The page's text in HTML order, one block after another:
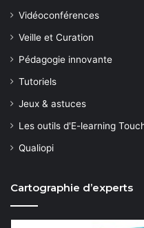
Vidéoconférences
Veille et Curation
Pédagogie innovante
Tutoriels
Jeux & astuces
Les outils d'E-learning
Qualiopi
Cartographie d’experts